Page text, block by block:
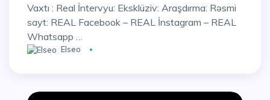
Vaxtı : Real İntervyu: Eksklüziv: Araşdırma: Rəsmi
sayt: REAL Facebook – REAL İnstagram – REAL
Whatsapp …
Elseo